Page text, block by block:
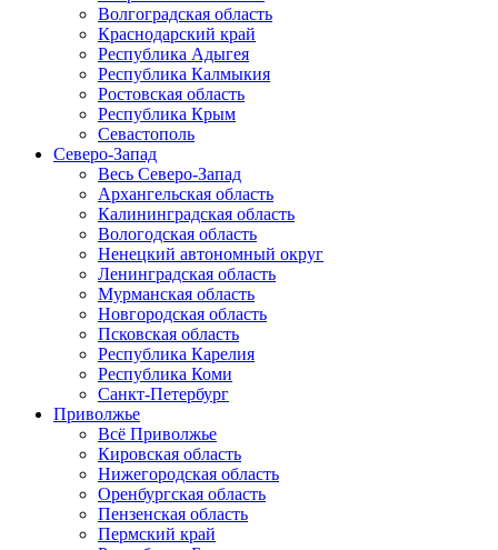
Волгоградская область
Краснодарский край
Республика Адыгея
Республика Калмыкия
Ростовская область
Республика Крым
Севастополь
Северо-Запад
Весь Северо-Запад
Архангельская область
Калининградская область
Вологодская область
Ненецкий автономный округ
Ленинградская область
Мурманская область
Новгородская область
Псковская область
Республика Карелия
Республика Коми
Санкт-Петербург
Приволжье
Всё Приволжье
Кировская область
Нижегородская область
Оренбургская область
Пензенская область
Пермский край